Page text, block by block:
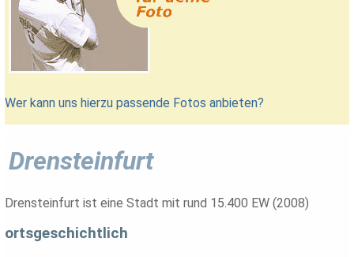
Wer kann uns hierzu passende Fotos anbieten?
Drensteinfurt
Drensteinfurt ist eine Stadt mit rund 15.400 EW (2008)
ortsgeschichtlich